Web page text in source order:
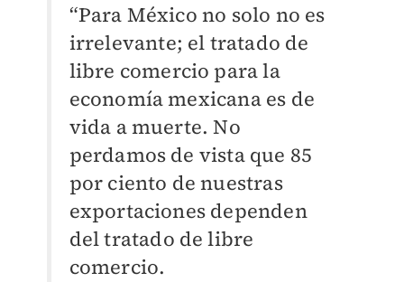
“Para México no solo no es
irrelevante; el tratado de
libre comercio para la
economía mexicana es de
vida a muerte. No
perdamos de vista que 85
por ciento de nuestras
exportaciones dependen
del tratado de libre
comercio.